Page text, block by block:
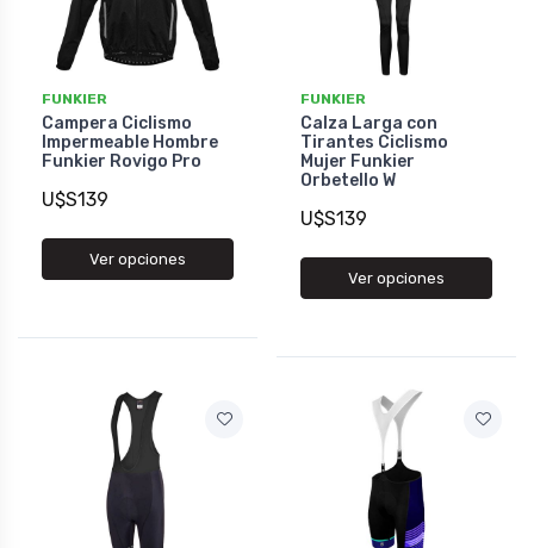
FUNKIER
Campera Ciclismo
Impermeable Hombre
Funkier Rovigo Pro
U$S139
Ver opciones
FUNKIER
Calza Larga con
Tirantes Ciclismo
Mujer Funkier
Orbetello W
U$S139
Ver opciones